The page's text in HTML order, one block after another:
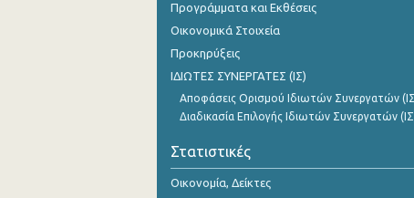
Φεβρουαρίου 2024
Ιανουαρίου 2024
Δεκεμβρίου 2023
Νοεμβρίου 2023
Οκτωβρίου 2023
Σεπτεμβρίου 2023
Προγράμματα και Εκθέσεις
Οικονομικά Στοιχεία
Προκηρύξεις
ΙΔΙΩΤΕΣ ΣΥΝΕΡΓΑΤΕΣ (ΙΣ)
Αποφάσεις Ορισμού Ιδιωτών Συνεργατών
Διαδικασία Επιλογής Ιδιωτών Συνεργατών
Στατιστικές
Οικονομία, Δείκτες